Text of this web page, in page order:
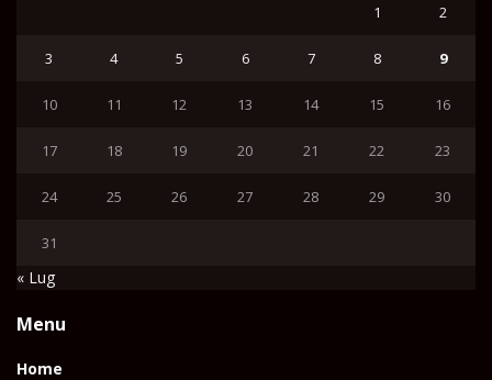
1 2
3 4 5 6 7 8 9
10 11 12 13 14 15 16
17 18 19 20 21 22 23
24 25 26 27 28 29 30
31
« Lug
Menu
Home